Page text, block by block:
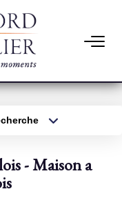
min
- Maison a